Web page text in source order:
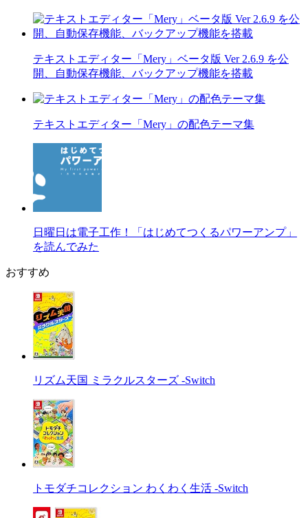
テキストエディター「Mery」ベータ版 Ver 2.6.9 を公
開、自動保存機能、バックアップ機能を搭載
テキストエディター「Mery」の配色テーマ集
日曜日は電子工作！「はじめてつくるパワーアンプ」
を読んでみた
おすすめ
リズム天国 ミラクルスターズ -Switch
トモダチコレクション わくわく生活 -Switch